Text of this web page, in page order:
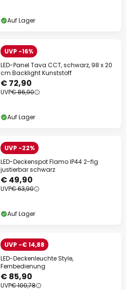
Auf Lager
UVP -16%
LED-Panel Tava CCT, schwarz, 98 x 20
cm Backlight Kunststoff
€ 72,90
UVP€ 86,90
Auf Lager
UVP -22%
LED-Deckenspot Flamo IP44 2-flg
justierbar schwarz
€ 49,90
UVP€ 63,90
Auf Lager
UVP -€ 14,88
LED-Deckenleuchte Style,
Fernbedienung
€ 85,90
UVP€ 100,78